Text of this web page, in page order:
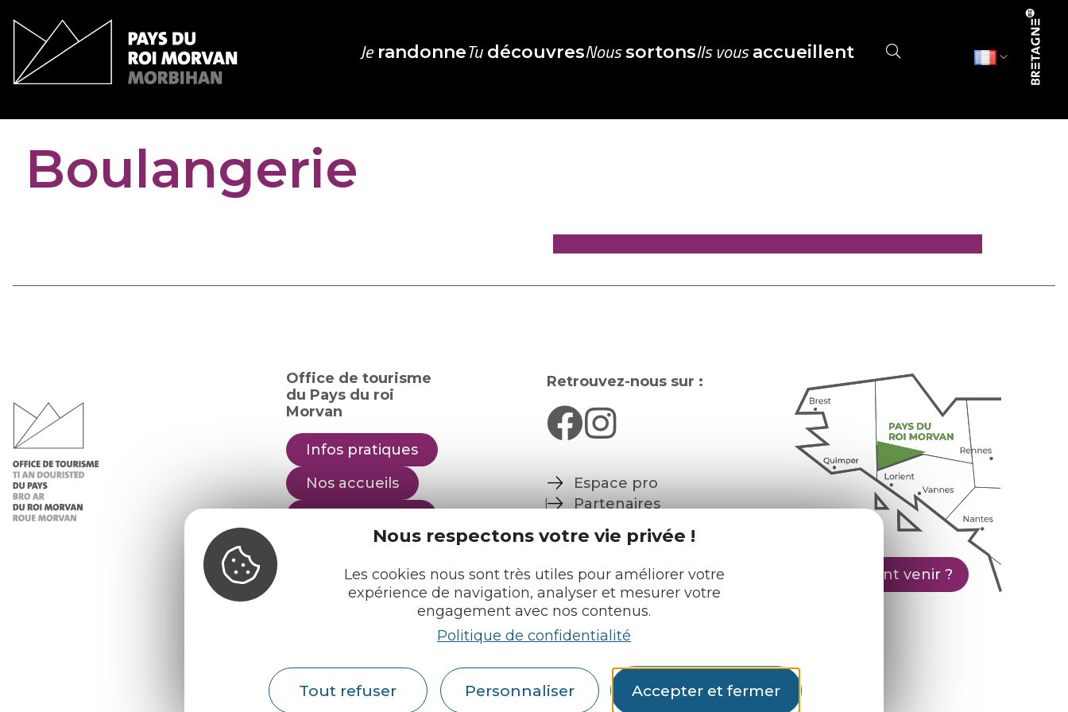
Nous respectons votre vie privée !
Les cookies nous sont très utiles pour améliorer votre
expérience de navigation, analyser et mesurer votre
engagement avec nos contenus.
Politique de confidentialité
Tout refuser Personnaliser Accepter et fermer
JerandonneTudécouvresNoussortonsIls vousaccueillent
Boulangerie
Office de tourisme
du Pays du roi
Morvan
Infos pratiques
Nos accueils
Retrouvez-nous sur :
Espace pro
Partenaires
Comment venir ?